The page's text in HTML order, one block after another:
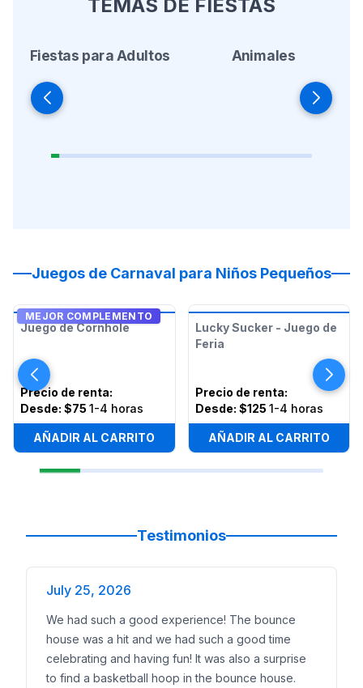
TEMAS DE FIESTAS
Fiestas para Adultos Animales
Juegos de Carnaval para Niños Pequeños
MEJOR COMPLEMENTO
Juego de Cornhole
Precio de renta:
Desde: $75 1-4 horas
AÑADIR AL CARRITO
Lucky Sucker - Juego de
Feria
Precio de renta:
Desde: $125 1-4 horas
AÑADIR AL CARRITO
Testimonios
July 25, 2026
We had such a good experience! The bounce
house was a hit and we had such a good time
celebrating and having fun! It was also a surprise
to find a basketball hoop in the bounce house.